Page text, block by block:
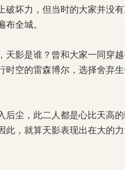
坏力，但当时的大家并没
全城。
影是谁？曾和大家一同穿越
空的雷森博尔，选择舍弃
尘，此二人都是心比天高的
，就算天影表现出在大的